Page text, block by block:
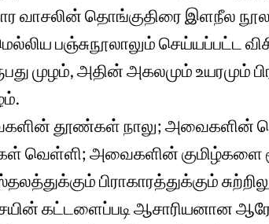
வாசலின் தொங்குதிரை இளநீல
பஞ்சுநூலாலும் செய்யப்பட்ட
முழம், அதின் அகலமும் உயரமும்
தூண்கள் நாலு; அவைகளின்
வெள்ளி; அவைகளின் குமிழ்களை
பிராகாரத்துக்கும்
கட்டளைப்படி ஆசாரியனான